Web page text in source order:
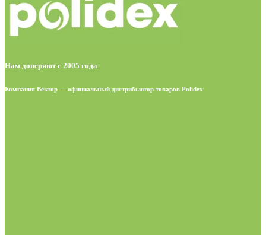
Нам доверяют с 2005 года
Компания Вектор — официальный дистрибьютор товаров Polidex